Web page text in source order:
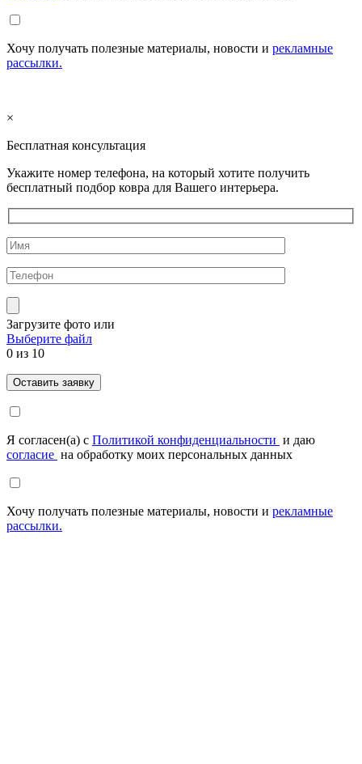
Хочу получать полезные материалы, новости и рекламные
рассылки.
×
Бесплатная консультация
Укажите номер телефона, на который хотите получить
бесплатный подбор ковра для Вашего интерьера.
Загрузите фото или
Выберите файл
0 из 10
Я согласен(а) с Политикой конфиденциальности и даю
согласие на обработку моих персональных данных
Хочу получать полезные материалы, новости и рекламные
рассылки.